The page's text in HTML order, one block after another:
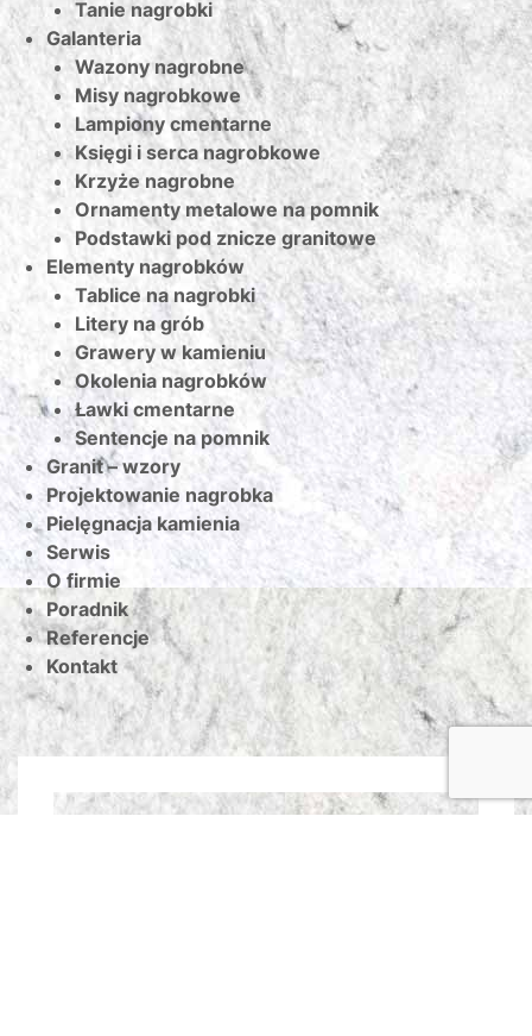
Tanie nagrobki
Galanteria
Wazony nagrobne
Misy nagrobkowe
Lampiony cmentarne
Księgi i serca nagrobkowe
Krzyże nagrobne
Ornamenty metalowe na pomnik
Podstawki pod znicze granitowe
Elementy nagrobków
Tablice na nagrobki
Litery na grób
Grawery w kamieniu
Okolenia nagrobków
Ławki cmentarne
Sentencje na pomnik
Granit – wzory
Projektowanie nagrobka
Pielęgnacja kamienia
Serwis
O firmie
Poradnik
Referencje
Kontakt